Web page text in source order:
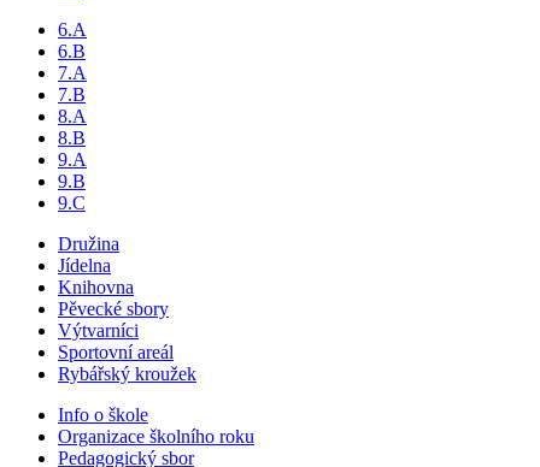
6.A
6.B
7.A
7.B
8.A
8.B
9.A
9.B
9.C
Družina
Jídelna
Knihovna
Pěvecké sbory
Výtvarníci
Sportovní areál
Rybářský kroužek
Info o škole
Organizace školního roku
Pedagogický sbor